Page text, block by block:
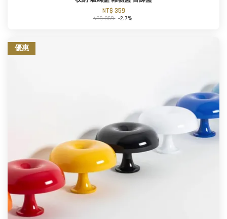
NT$ 359
NT$ 369 -2.7%
優惠